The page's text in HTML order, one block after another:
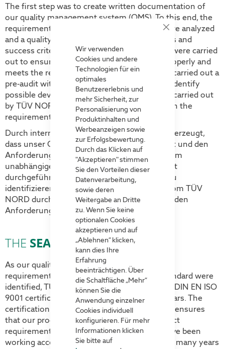
Close
Cookie
Bar
Wir verwenden
Cookies und andere
Technologien für ein
optimales
Benutzererlebnis und
mehr Sicherheit, zur
Personalisierung von
Produktinhalten und
Werbeanzeigen sowie
zur Erfolgsbewertung.
Durch das Klicken auf
"Akzeptieren" stimmen
Sie den Vorteilen dieser
Datenverarbeitung,
sowie deren
Weitergabe an Dritte
zu. Wenn Sie keine
optionalen Cookies
akzeptieren und auf
„Ablehnen“ klicken,
kann dies Ihre
Erfahrung
beeinträchtigen. Über
die Schaltfläche „Mehr“
können Sie die
Anwendung einzelner
Cookies individuell
konfigurieren. Für mehr
Informationen klicken
Sie bitte auf
The first step was to create written documentation of
our quality management system (QMS). To this end, the
requirements of the various departments were analyzed
and a quality policy, processes, responsibilities and
success criteria were defined. Internal audits were carried
out to ensure that our QMS is functioning properly and
meets the requirements of the standard. We carried out a
pre-audit with an independent consultant to identify
possible deviations. The main audit was then carried out
by TÜV NORD, which verified conformity with the
requirements of ISO 9001 standard.
Durch interne Audits haben wir uns davon überzeugt,
dass unser QMS ordnungsgemäß funktioniert und den
Anforderungen der Norm entspricht. Mit einem
unabhängigen Berater haben wir ein Vor-Audit
durchgeführt, um mögliche Abweichungen zu
identifizieren. Das Haupt-Audit wurde dann vom TÜV
NORD durchgeführt, der die Konformität mit den
Anforderungen der ISO 9001 überprüfte.
THE SEAL OF QUALITY
As our quality management system meets all
requirements and no deviations from the standard were
identified, TÜV NORD has issued us with the DIN EN ISO
9001 certificate. This is now valid for three years. The
certification is internationally recognized and ensures
that our processes and services meet the strict
requirements of quality management. We have been
working according to identical procedures for many years